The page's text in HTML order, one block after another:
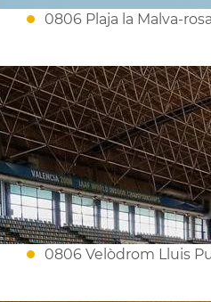
0806 Plaja la Malva-rosa
0806 Velòdrom Lluis